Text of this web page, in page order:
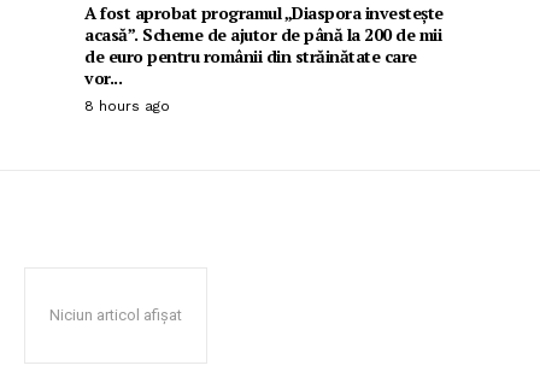
A fost aprobat programul „Diaspora investește
acasă”. Scheme de ajutor de până la 200 de mii
de euro pentru românii din străinătate care
vor...
8 hours ago
Niciun articol afișat